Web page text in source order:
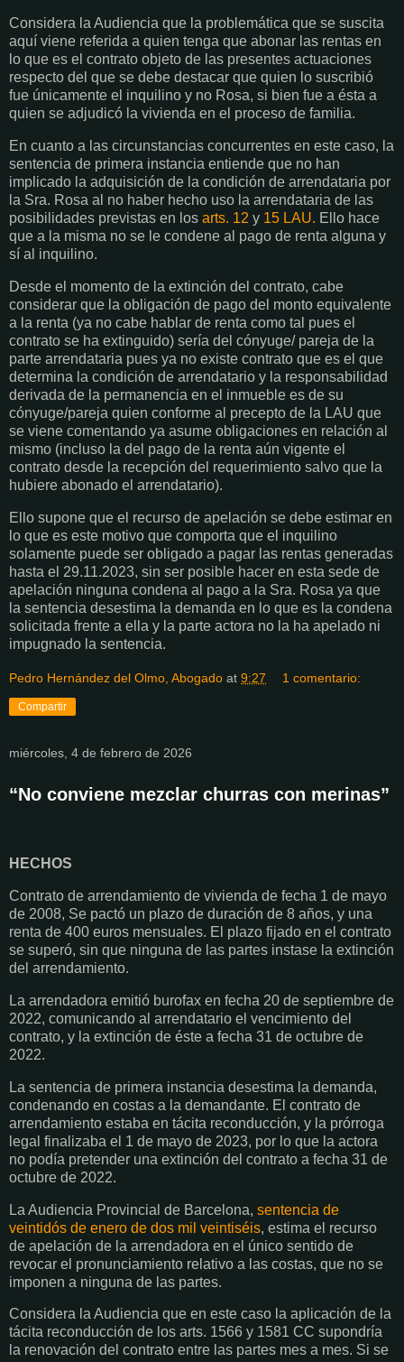
Considera la Audiencia que la problemática que se suscita
aquí viene referida a quien tenga que abonar las rentas en
lo que es el contrato objeto de las presentes actuaciones
respecto del que se debe destacar que quien lo suscribió
fue únicamente el inquilino y no Rosa, si bien fue a ésta a
quien se adjudicó la vivienda en el proceso de familia.
En cuanto a las circunstancias concurrentes en este caso, la
sentencia de primera instancia entiende que no han
implicado la adquisición de la condición de arrendataria por
la Sra. Rosa al no haber hecho uso la arrendataria de las
posibilidades previstas en los arts. 12 y 15 LAU. Ello hace
que a la misma no se le condene al pago de renta alguna y
sí al inquilino.
Desde el momento de la extinción del contrato, cabe
considerar que la obligación de pago del monto equivalente
a la renta (ya no cabe hablar de renta como tal pues el
contrato se ha extinguido) sería del cónyuge/ pareja de la
parte arrendataria pues ya no existe contrato que es el que
determina la condición de arrendatario y la responsabilidad
derivada de la permanencia en el inmueble es de su
cónyuge/pareja quien conforme al precepto de la LAU que
se viene comentando ya asume obligaciones en relación al
mismo (incluso la del pago de la renta aún vigente el
contrato desde la recepción del requerimiento salvo que la
hubiere abonado el arrendatario).
Ello supone que el recurso de apelación se debe estimar en
lo que es este motivo que comporta que el inquilino
solamente puede ser obligado a pagar las rentas generadas
hasta el 29.11.2023, sin ser posible hacer en esta sede de
apelación ninguna condena al pago a la Sra. Rosa ya que
la sentencia desestima la demanda en lo que es la condena
solicitada frente a ella y la parte actora no la ha apelado ni
impugnado la sentencia.
Pedro Hernández del Olmo, Abogado at 9:27 1 comentario:
Compartir
miércoles, 4 de febrero de 2026
“No conviene mezclar churras con merinas”
HECHOS
Contrato de arrendamiento de vivienda de fecha 1 de mayo
de 2008, Se pactó un plazo de duración de 8 años, y una
renta de 400 euros mensuales. El plazo fijado en el contrato
se superó, sin que ninguna de las partes instase la extinción
del arrendamiento.
La arrendadora emitió burofax en fecha 20 de septiembre de
2022, comunicando al arrendatario el vencimiento del
contrato, y la extinción de éste a fecha 31 de octubre de
2022.
La sentencia de primera instancia desestima la demanda,
condenando en costas a la demandante. El contrato de
arrendamiento estaba en tácita reconducción, y la prórroga
legal finalizaba el 1 de mayo de 2023, por lo que la actora
no podía pretender una extinción del contrato a fecha 31 de
octubre de 2022.
La Audiencia Provincial de Barcelona, sentencia de
veintidós de enero de dos mil veintiséis, estima el recurso
de apelación de la arrendadora en el único sentido de
revocar el pronunciamiento relativo a las costas, que no se
imponen a ninguna de las partes.
Considera la Audiencia que en este caso la aplicación de la
tácita reconducción de los arts. 1566 y 1581 CC supondría
la renovación del contrato entre las partes mes a mes. Si se